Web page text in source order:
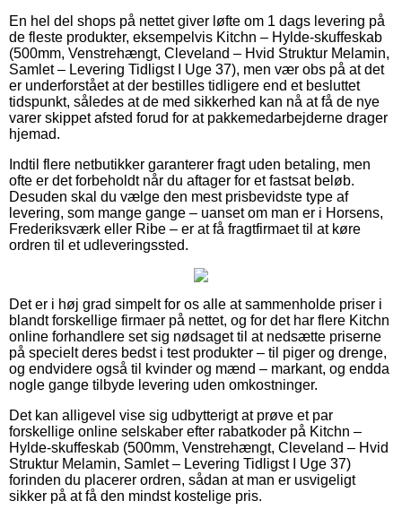
En hel del shops på nettet giver løfte om 1 dags levering på
de fleste produkter, eksempelvis Kitchn – Hylde-skuffeskab
(500mm, Venstrehængt, Cleveland – Hvid Struktur Melamin,
Samlet – Levering Tidligst I Uge 37), men vær obs på at det
er underforstået at der bestilles tidligere end et besluttet
tidspunkt, således at de med sikkerhed kan nå at få de nye
varer skippet afsted forud for at pakkemedarbejderne drager
hjemad.
Indtil flere netbutikker garanterer fragt uden betaling, men
ofte er det forbeholdt når du aftager for et fastsat beløb.
Desuden skal du vælge den mest prisbevidste type af
levering, som mange gange – uanset om man er i Horsens,
Frederiksværk eller Ribe – er at få fragtfirmaet til at køre
ordren til et udleveringssted.
Det er i høj grad simpelt for os alle at sammenholde priser i
blandt forskellige firmaer på nettet, og for det har flere Kitchn
online forhandlere set sig nødsaget til at nedsætte priserne
på specielt deres bedst i test produkter – til piger og drenge,
og endvidere også til kvinder og mænd – markant, og endda
nogle gange tilbyde levering uden omkostninger.
Det kan alligevel vise sig udbytterigt at prøve et par
forskellige online selskaber efter rabatkoder på Kitchn –
Hylde-skuffeskab (500mm, Venstrehængt, Cleveland – Hvid
Struktur Melamin, Samlet – Levering Tidligst I Uge 37)
forinden du placerer ordren, sådan at man er usvigeligt
sikker på at få den mindst kostelige pris.